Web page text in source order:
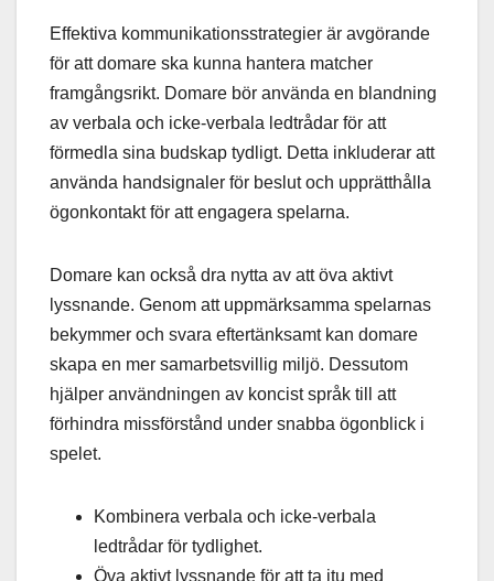
Effektiva kommunikationsstrategier är avgörande
för att domare ska kunna hantera matcher
framgångsrikt. Domare bör använda en blandning
av verbala och icke-verbala ledtrådar för att
förmedla sina budskap tydligt. Detta inkluderar att
använda handsignaler för beslut och upprätthålla
ögonkontakt för att engagera spelarna.
Domare kan också dra nytta av att öva aktivt
lyssnande. Genom att uppmärksamma spelarnas
bekymmer och svara eftertänksamt kan domare
skapa en mer samarbetsvillig miljö. Dessutom
hjälper användningen av koncist språk till att
förhindra missförstånd under snabba ögonblick i
spelet.
Kombinera verbala och icke-verbala
ledtrådar för tydlighet.
Öva aktivt lyssnande för att ta itu med